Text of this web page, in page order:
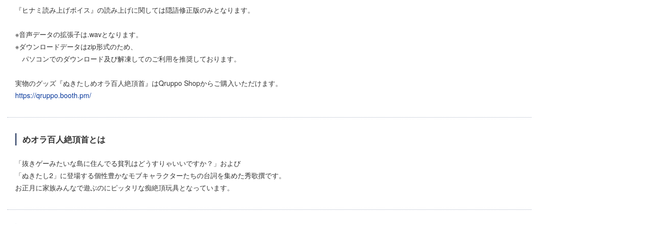
『ヒナミ読み上げボイス』の読み上げに関しては隠語修正版のみとなります。
※音声データの拡張子は.wavとなります。
※ダウンロードデータはzip形式のため、
パソコンでのダウンロード及び解凍してのご利用を推奨しております。
実物のグッズ『ぬきたしめオラ百人絶頂首』はQruppo Shopからご購入いただけます。
https://qruppo.booth.pm/
めオラ百人絶頂首とは
「抜きゲーみたいな島に住んでる貧乳はどうすりゃいいですか？」および
「ぬきたし2」に登場する個性豊かなモブキャラクターたちの台詞を集めた秀歌撰です。
お正月に家族みんなで遊ぶのにピッタリな痴絶頂玩具となっています。